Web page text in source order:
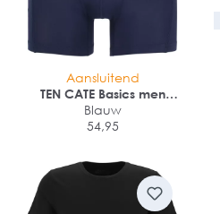
Aansluitend
TEN CATE Basics men
bamboo viscose shorts (4-
pack)
Blauw
54,95